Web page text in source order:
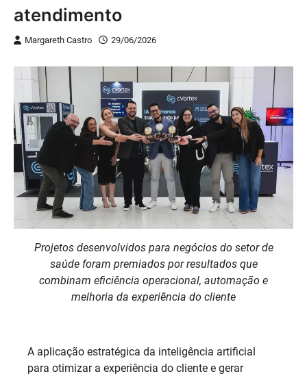
atendimento
Margareth Castro 29/06/2026
Projetos desenvolvidos para negócios do setor de
saúde foram premiados por resultados que
combinam eficiência operacional, automação e
melhoria da experiência do cliente
A aplicação estratégica da inteligência artificial
para otimizar a experiência do cliente e gerar